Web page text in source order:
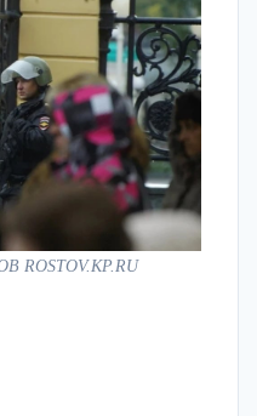
ROSTOV.KP.RU